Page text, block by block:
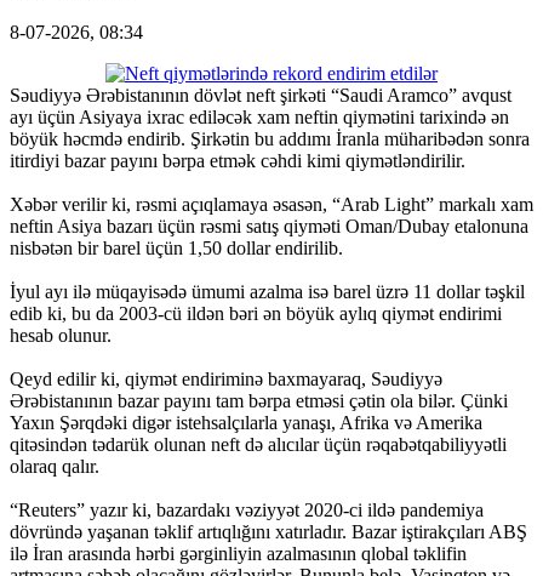
8-07-2026, 08:34
Səudiyyə Ərəbistanının dövlət neft şirkəti “Saudi Aramco” avqust
ayı üçün Asiyaya ixrac ediləcək xam neftin qiymətini tarixində ən
böyük həcmdə endirib. Şirkətin bu addımı İranla müharibədən sonra
itirdiyi bazar payını bərpa etmək cəhdi kimi qiymətləndirilir.
Xəbər verilir ki, rəsmi açıqlamaya əsasən, “Arab Light” markalı xam
neftin Asiya bazarı üçün rəsmi satış qiyməti Oman/Dubay etalonuna
nisbətən bir barel üçün 1,50 dollar endirilib.
İyul ayı ilə müqayisədə ümumi azalma isə barel üzrə 11 dollar təşkil
edib ki, bu da 2003-cü ildən bəri ən böyük aylıq qiymət endirimi
hesab olunur.
Qeyd edilir ki, qiymət endiriminə baxmayaraq, Səudiyyə
Ərəbistanının bazar payını tam bərpa etməsi çətin ola bilər. Çünki
Yaxın Şərqdəki digər istehsalçılarla yanaşı, Afrika və Amerika
qitəsindən tədarük olunan neft də alıcılar üçün rəqabətqabiliyyətli
olaraq qalır.
“Reuters” yazır ki, bazardakı vəziyyət 2020-ci ildə pandemiya
dövründə yaşanan təklif artıqlığını xatırladır. Bazar iştirakçıları ABŞ
ilə İran arasında hərbi gərginliyin azalmasının qlobal təklifin